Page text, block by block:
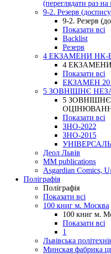
(переглядати раз на
9-2. Резерв
9-2. Резерв
Показати всі
Backlist
Резерв
4 ЕКЗАМЕНИ НК-
4
Показати всі
ЕКЗАМЕН
5 ЗОВНІШНЄ
5
Показати всі
ЗНО-2022
ЗНО-2015
Деол Львів
MM publications
Asgardian Comics,
Поліграфія
Поліграфія
Показати всі
100 книг м. Москва
100 книг м.
Показати всі
1
Львівська
Минская фабрика